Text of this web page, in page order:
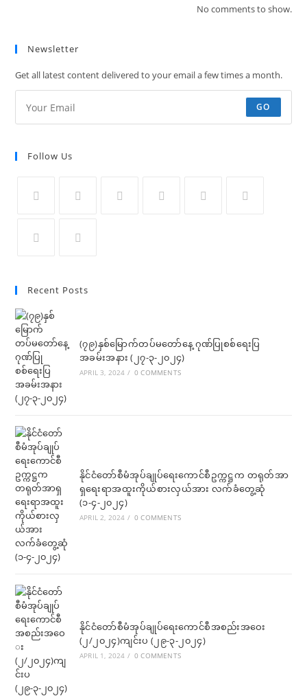
No comments to show.
Newsletter
Get all latest content delivered to your email a few times a month.
GO
Follow Us
Recent Posts
(၇၉)နှစ်မြောက်တပ်မတော်နေ့ ဂုဏ်ပြုစစ်ရေးပြ
အခမ်းအနား (၂၇-၃-၂၀၂၄)
APRIL 3, 2024 / 0 COMMENTS
နိုင်ငံတော်စီမံအုပ်ချုပ်ရေးကောင်စီဥက္ကဋ္ဌက တရုတ်အာ
ရှရေးရာအထူးကိုယ်စားလှယ်အား လက်ခံတွေ့ဆုံ
(၁-၄-၂၀၂၄)
APRIL 2, 2024 / 0 COMMENTS
နိုင်ငံတော်စီမံအုပ်ချုပ်ရေးကောင်စီအစည်းအဝေး
(၂/၂၀၂၄)ကျင်းပ (၂၉-၃-၂၀၂၄)
APRIL 1, 2024 / 0 COMMENTS